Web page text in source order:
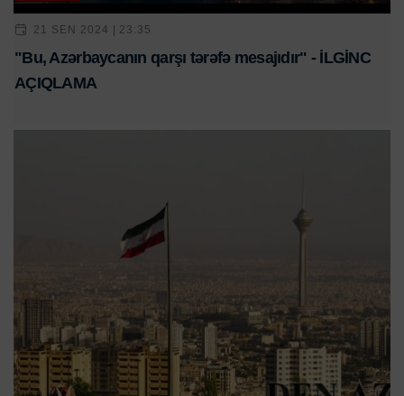
21 SEN 2024 | 23:35
"Bu, Azərbaycanın qarşı tərəfə mesajıdır" - İLGİNC
AÇIQLAMA